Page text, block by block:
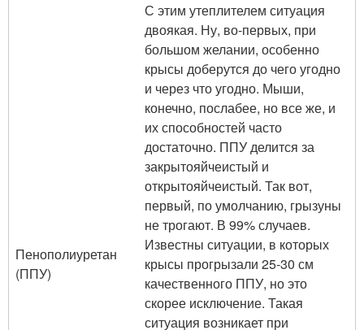
Пенополиуретан
(ППУ)
С этим утеплителем ситуация
двоякая. Ну, во-первых, при
большом желании, особенно
крысы доберутся до чего угодно
и через что угодно. Мыши,
конечно, послабее, но все же, и
их способностей часто
достаточно. ППУ делится за
закрытояйчеистый и
открытояйчеистый. Так вот,
первый, по умолчанию, грызуны
не трогают. В 99% случаев.
Известны ситуации, в которых
крысы прогрызали 25-30 см
качественного ППУ, но это
скорее исключение. Такая
ситуация возникает при